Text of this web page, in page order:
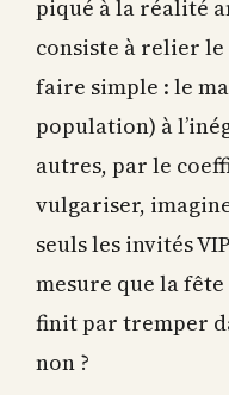
consiste à relier
faire simple : le
population) à
autres, par le
vulgariser,
seuls les invités
mesure que la
finit par tremper
non ?